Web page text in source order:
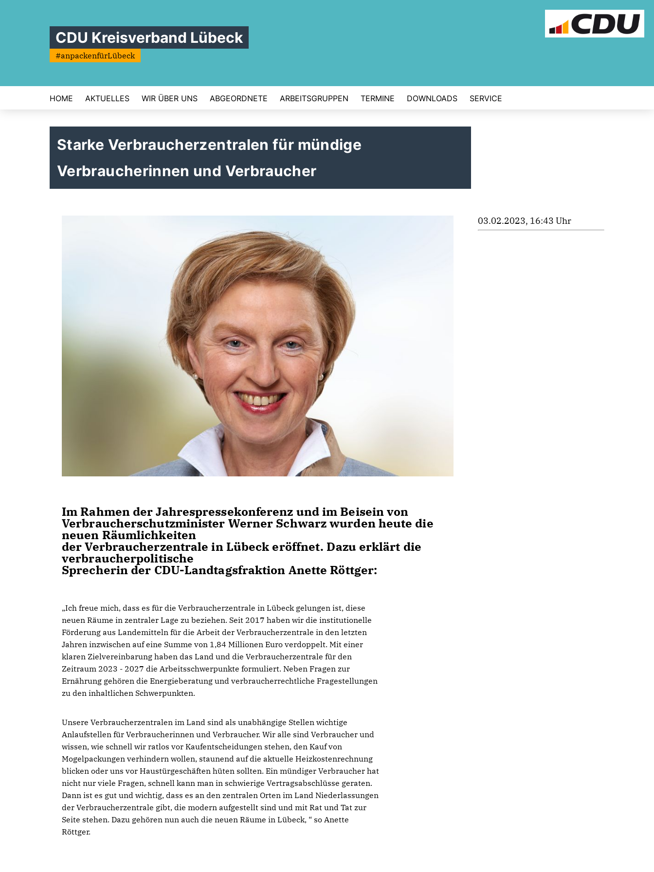
CDU Kreisverband Lübeck
#anpackenfürLübeck
HOME AKTUELLES WIR ÜBER UNS ABGEORDNETE ARBEITSGRUPPEN TERMINE DOWNLOADS SERVICE
Starke Verbraucherzentralen für mündige
Verbraucherinnen und Verbraucher
Im Rahmen der Jahrespressekonferenz und im Beisein von
Verbraucherschutzminister Werner Schwarz wurden heute die
neuen Räumlichkeiten
der Verbraucherzentrale in Lübeck eröffnet. Dazu erklärt die
verbraucherpolitische
Sprecherin der CDU-Landtagsfraktion Anette Röttger:
Ich freue mich, dass es für die Verbraucherzentrale in Lübeck gelungen ist, diese
neuen Räume in zentraler Lage zu beziehen. Seit 2017 haben wir die institutionelle
Förderung aus Landemitteln für die Arbeit der Verbraucherzentrale in den letzten
Jahren inzwischen auf eine Summe von 1,84 Millionen Euro verdoppelt. Mit einer
klaren Zielvereinbarung haben das Land und die Verbraucherzentrale für den
Zeitraum 2023 - 2027 die Arbeitsschwerpunkte formuliert. Neben Fragen zur
Ernährung gehören die Energieberatung und verbraucherrechtliche Fragestellungen
zu den inhaltlichen Schwerpunkten.
Unsere Verbraucherzentralen im Land sind als unabhängige Stellen wichtige
Anlaufstellen für Verbraucherinnen und Verbraucher. Wir alle sind Verbraucher und
wissen, wie schnell wir ratlos vor Kaufentscheidungen stehen, den Kauf von
Mogelpackungen verhindern wollen, staunend auf die aktuelle Heizkostenrechnung
blicken oder uns vor Haustürgeschäften hüten sollten. Ein mündiger Verbraucher hat
nicht nur viele Fragen, schnell kann man in schwierige Vertragsabschlüsse geraten.
Dann ist es gut und wichtig, dass es an den zentralen Orten im Land Niederlassungen
der Verbraucherzentrale gibt, die modern aufgestellt sind und mit Rat und Tat zur
Seite stehen. Dazu gehören nun auch die neuen Räume in Lübeck, “ so Anette
Röttger.
03.02.2023, 16:43 Uhr